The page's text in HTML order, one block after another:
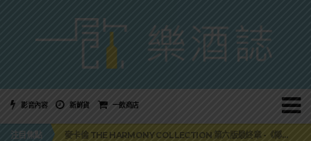
影音內容 新鮮貨 一飲商店
注目焦點
美國正式恢復蘇格蘭威士忌零關稅！烈酒產業再次迎來重磅利多
麥卡倫 THE HARMONY COLLECTION 第六版最終章 -《椰風煖韻》